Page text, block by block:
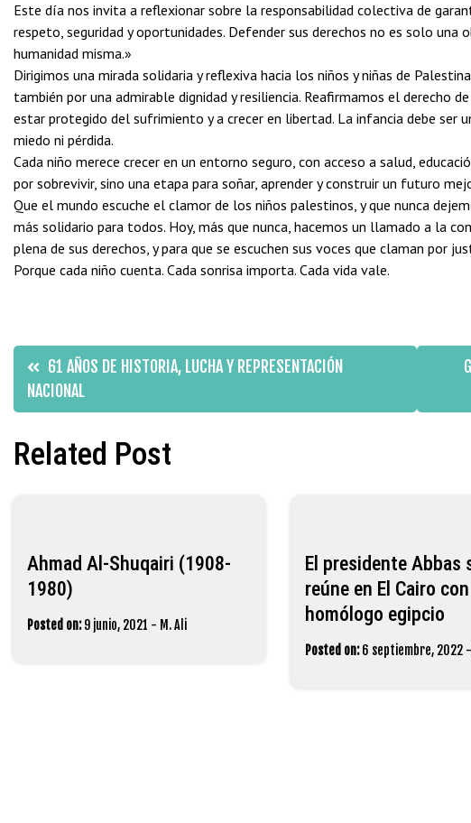
Este día nos invita a reflexionar sobre la responsabilidad colectiva de
respeto, seguridad y oportunidades. Defender sus derechos no es solo una
humanidad misma.»
Dirigimos una mirada solidaria y reflexiva hacia los niños y niñas de
también por una admirable dignidad y resiliencia. Reafirmamos el derecho
estar protegido del sufrimiento y a crecer en libertad. La infancia debe ser
miedo ni pérdida.
Cada niño merece crecer en un entorno seguro, con acceso a salud,
por sobrevivir, sino una etapa para soñar, aprender y construir un futuro
Que el mundo escuche el clamor de los niños palestinos, y que nunca
más solidario para todos. Hoy, más que nunca, hacemos un llamado a la
plena de sus derechos, y para que se escuchen sus voces que claman por
Porque cada niño cuenta. Cada sonrisa importa. Cada vida vale.
Navegación
de
entradas
61 AÑOS DE HISTORIA, LUCHA Y REPRESENTACIÓN
NACIONAL
Related Post
Ahmad Al-Shuqairi (1908-
1980)
Posted on: 9 junio, 2021 - M. Ali
El presidente Abbas
reúne en El Cairo
homólogo egipcio
Posted on: 6 septiembre, 2022-